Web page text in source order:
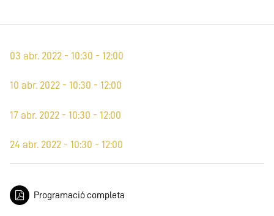
03 abr. 2022 - 10:30 - 12:00
10 abr. 2022 - 10:30 - 12:00
17 abr. 2022 - 10:30 - 12:00
24 abr. 2022 - 10:30 - 12:00
Programació completa